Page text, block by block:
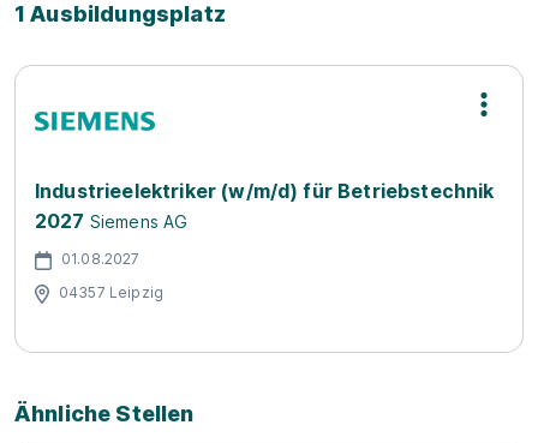
1 Ausbildungsplatz
Industrieelektriker (w/m/d) für Betriebstechnik
2027 Siemens AG
01.08.2027
04357 Leipzig
Ähnliche Stellen